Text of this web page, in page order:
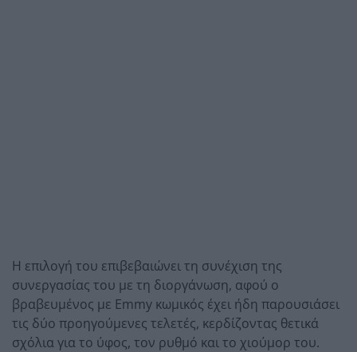
Η επιλογή του επιβεβαιώνει τη συνέχιση της
συνεργασίας του με τη διοργάνωση, αφού ο
βραβευμένος με Emmy κωμικός έχει ήδη παρουσιάσει
τις δύο προηγούμενες τελετές, κερδίζοντας θετικά
σχόλια για το ύφος, τον ρυθμό και το χιούμορ του.